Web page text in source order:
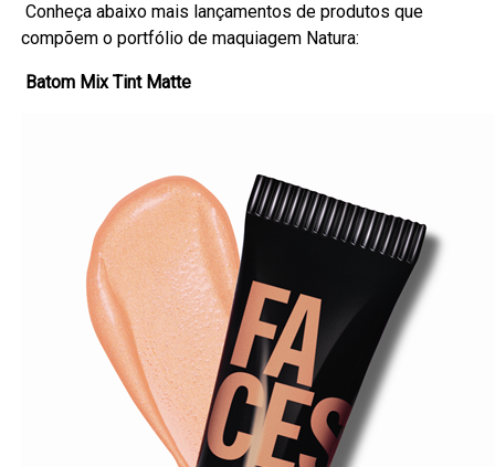
Conheça abaixo mais lançamentos de produtos que
compõem o portfólio de maquiagem Natura:
Batom Mix Tint Matte